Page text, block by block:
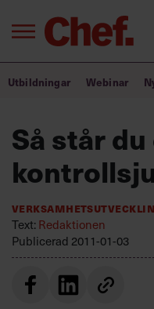
Annonsera
Bra ledare
Innehåll från
Utbildning
Populära
Utbildningar Webinar
Så står
Text:Redaktionen
Publicerad 2011-01-03